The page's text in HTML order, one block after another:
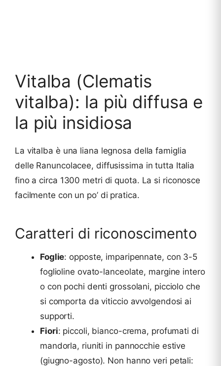
Vitalba (Clematis
vitalba): la più diffusa e
la più insidiosa
La vitalba è una liana legnosa della famiglia
delle Ranuncolacee, diffusissima in tutta Italia
fino a circa 1300 metri di quota. La si riconosce
facilmente con un po’ di pratica.
Caratteri di riconoscimento
Foglie: opposte, imparipennate, con 3-5
foglioline ovato-lanceolate, margine intero
o con pochi denti grossolani, picciolo che
si comporta da viticcio avvolgendosi ai
supporti.
Fiori: piccoli, bianco-crema, profumati di
mandorla, riuniti in pannocchie estive
(giugno-agosto). Non hanno veri petali: